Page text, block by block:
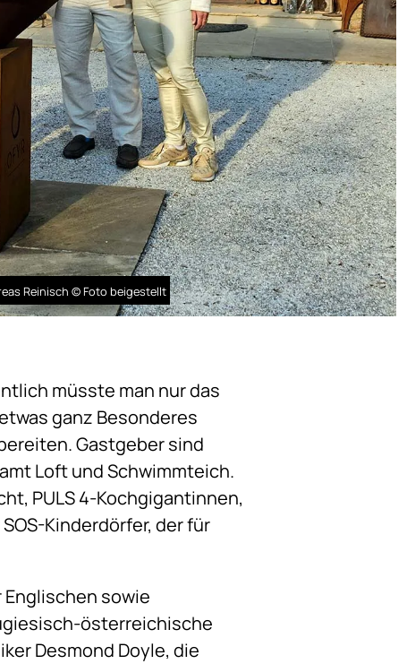
Reinisch © Foto beigestellt
müsste man nur das
ganz Besonderes
Gastgeber sind
Loft und Schwimmteich.
PULS 4-Kochgigantinnen,
Kinderdörfer, der für
sowie
österreichische
Desmond Doyle, die